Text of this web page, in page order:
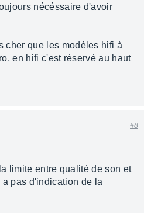
nécéssaire d'avoir
cher que les modèles hifi à
en hifi c'est réservé au haut
#8
limite entre qualité de son et
pas d'indication de la